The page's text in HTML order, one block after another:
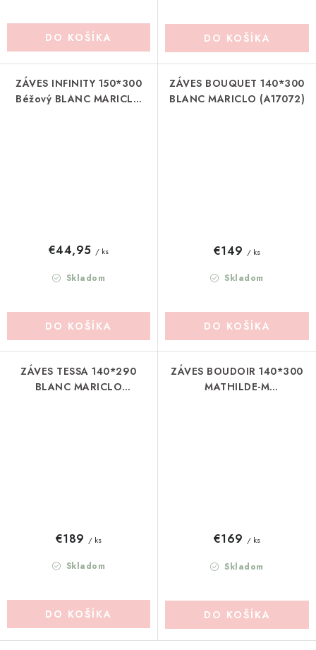
DO KOŠÍKA DO KOŠÍKA
ZÁVES INFINITY 150*300
Béžový BLANC MARICLO
Skladom
€44,95 / ks
DO KOŠÍKA
ZÁVES BOUQUET 140*300
BLANC MARICLO (A17072)
Skladom
€149 / ks
DO KOŠÍKA
ZÁVES TESSA 140*290
BLANC MARICLO
Skladom
€189 / ks
DO KOŠÍKA
ZÁVES BOUDOIR 140*300
MATHILDE-M
Skladom
€169 / ks
DO KOŠÍKA